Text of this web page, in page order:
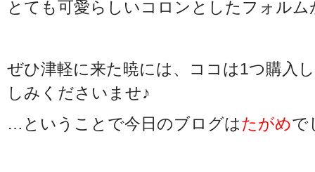
とても可愛らしいコロンとしたフォルム
ぜひ津軽に来た暁には、ココは1つ購入
しみくださいませ♪
…ということで今日のブログはたがめで